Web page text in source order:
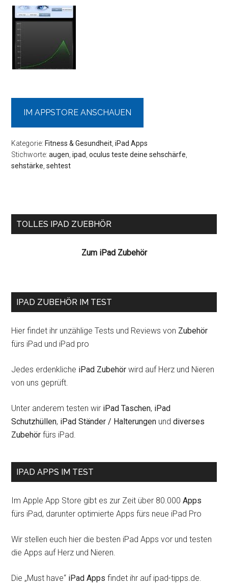
IM APPSTORE ANSCHAUEN
Kategorie: Fitness & Gesundheit ,iPad Apps
Stichworte:augen ,ipad ,oculus teste deine sehschärfe
sehstärke ,sehtest
Seitenspalte
TOLLES IPAD ZUEBHÖR
Zum iPad Zubehör
IPAD ZUBEHÖR IM TEST
Hier findet ihr unzählige Tests und Reviews von Zubehör
fürs iPad und iPad pro
Jedes erdenkliche iPad Zubehör wird auf Herz und Nieren
von uns geprüft.
Unter anderem testen wir iPad Taschen, iPad
Schutzhüllen, iPad Ständer / Halterungen unddiverses
Zubehör fürs iPad.
IPAD APPS IM TEST
Im Apple App Store gibt es zur Zeit über 80.000Apps
fürs iPad, darunter optimierte Apps fürs neue iPad Pro
Wir stellen euch hier die besten iPad Apps vor und testen
die Apps auf Herz und Nieren.
Die „Must have“ iPad Apps findet ihr auf ipad-tipps.de.